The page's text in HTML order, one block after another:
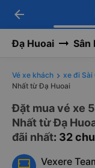
-
arrow_back
Đạ Huoai Sân
Vé xe khách xe đi Sài
Nhất từ Đạ Huoai
Đặt mua vé xe
Nhất từ Đạ
đãi nhất: 32
Vexere